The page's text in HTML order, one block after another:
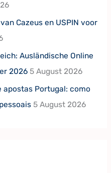
Cazeus en USPIN voor
Ausländische Online
2026 5 August 2026
apostas Portugal: como
5 August 2026